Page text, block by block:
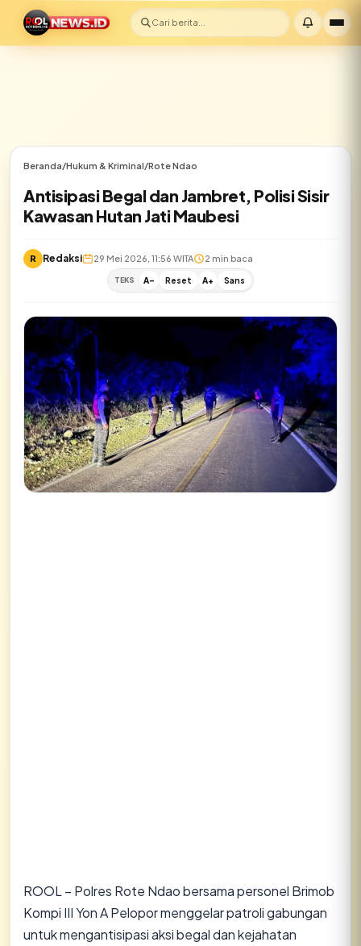
Cari berita...
Beranda/Hukum & Kriminal/Rote Ndao
Antisipasi Begal dan Jambret, Polisi Sisir
Kawasan Hutan Jati Maubesi
R Redaksi 29 Mei 2026, 11:56 WITA 2 min baca
TEKS A- Reset A+ Sans
ROOL – Polres Rote Ndao bersama personel Brimob
Kompi III Yon A Pelopor menggelar patroli gabungan
untuk mengantisipasi aksi begal dan kejahatan
Lihat semua hasil →